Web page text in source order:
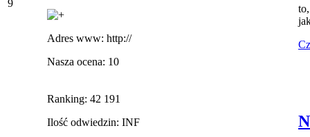
9
Adres www: http://
Nasza ocena: 10
Ranking: 42 191
Ilość odwiedzin: INF